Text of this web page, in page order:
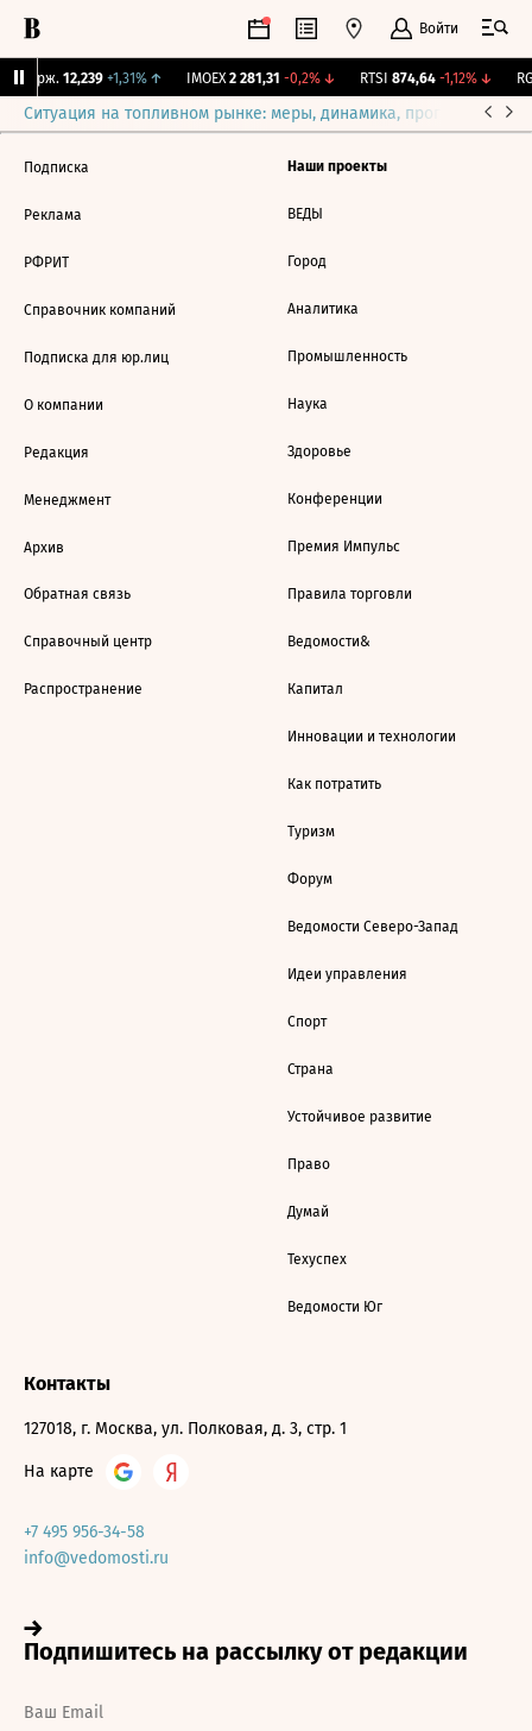
Войти
Бирж. 12,239 +1,31%↑ IMOEX 2 281,31 -0,2%↓ RTSI 874,64 -1,12%↓
Ситуация на топливном рынке: меры, динамика, прогнозы
Подписка
Реклама
РФРИТ
Справочник компаний
Подписка для юр.лиц
О компании
Редакция
Менеджмент
Архив
Обратная связь
Справочный центр
Распространение
Наши проекты
ВЕДЫ
Город
Аналитика
Промышленность
Наука
Здоровье
Конференции
Премия Импульс
Правила торговли
Ведомости&
Капитал
Инновации и технологии
Как потратить
Туризм
Форум
Ведомости Северо-Запад
Идеи управления
Спорт
Страна
Устойчивое развитие
Право
Думай
Техуспех
Ведомости Юг
Контакты
127018, г. Москва, ул. Полковая, д. 3, стр. 1
На карте
+7 495 956-34-58
info@vedomosti.ru